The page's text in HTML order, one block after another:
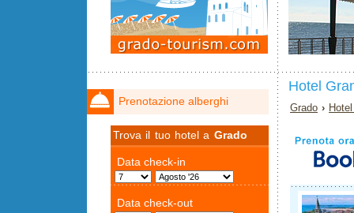
Hotel
Grado ›
Prenotazione alberghi
Trova il tuo hotel a Grado